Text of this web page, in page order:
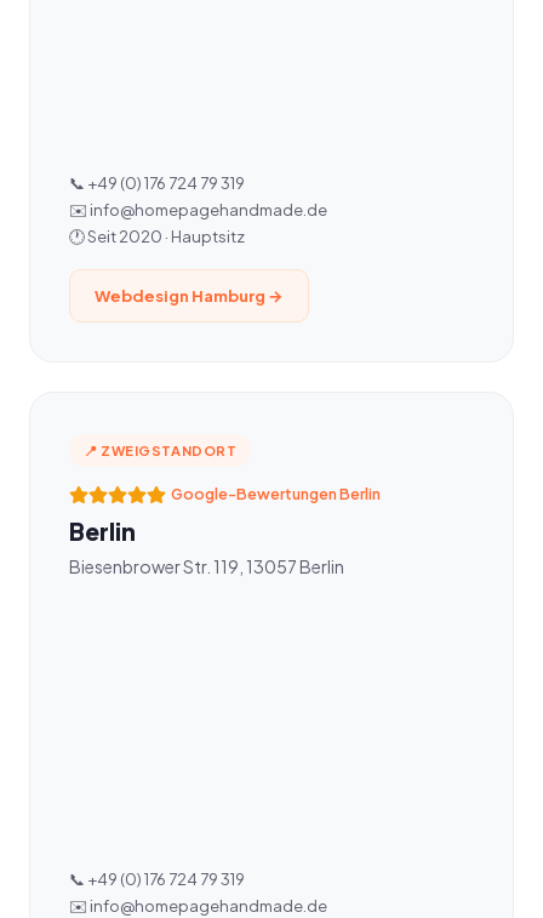
📞 +49 (0) 176 724 79 319
✉️ info@homepagehandmade.de
🕐 Seit 2020 · Hauptsitz
Webdesign Hamburg →
📍 ZWEIGSTANDORT
Google-Bewertungen Berlin
Berlin
Biesenbrower Str. 119, 13057 Berlin
📞 +49 (0) 176 724 79 319
✉️ info@homepagehandmade.de